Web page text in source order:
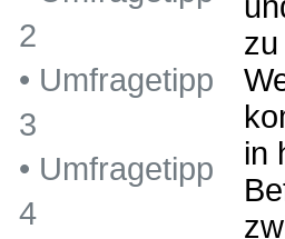
in
2
• Umfragetipp
3
• Umfragetipp
4